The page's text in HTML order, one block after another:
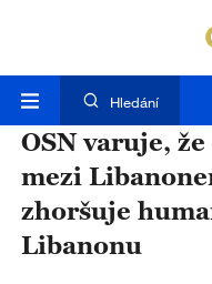
Hledání
OSN varuje,
mezi
zhoršuje
Libanonu